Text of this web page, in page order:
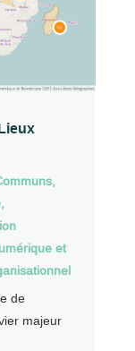
,
,
et
de
majeur